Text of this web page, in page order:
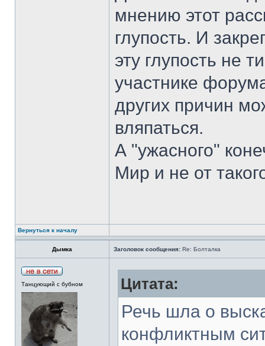
мнению этот
глупость. И
эту глупость не
участнике
других причин
вляпаться.
А "ужасного"
Мир и не от
Вернуться к началу
Дымка Заголовок сообщения: Re: Болталка
Танцующий с бубном Цитата:
Речь шла о
конфликтным